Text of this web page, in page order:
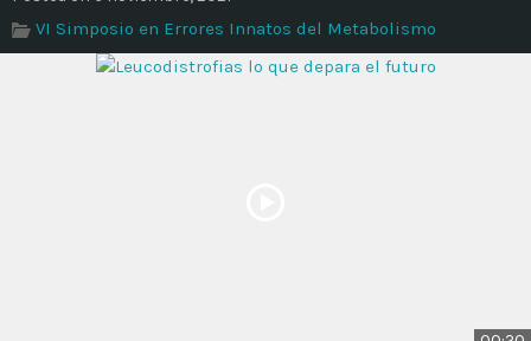
VI Simposio en Errores Innatos del Metabolismo